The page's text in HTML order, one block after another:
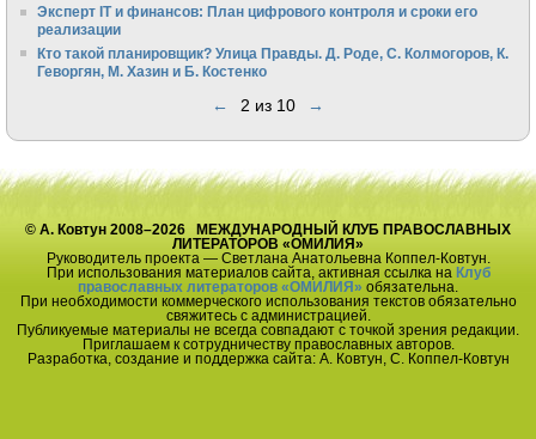
Эксперт IT и финансов: План цифрового контроля и сроки его
реализации
Кто такой планировщик? Улица Правды. Д. Роде, С. Колмогоров, К.
Геворгян, М. Хазин и Б. Костенко
← 2 из 10 →
© А. Ковтун 2008–2026 МЕЖДУНАРОДНЫЙ КЛУБ ПРАВОСЛАВНЫХ
ЛИТЕРАТОРОВ «ОМИЛИЯ»
Руководитель проекта — Светлана Анатольевна Коппел-Ковтун.
При использования материалов сайта, активная ссылка на Клуб
православных литераторов «ОМИЛИЯ» обязательна.
При необходимости коммерческого использования текстов обязательно
свяжитесь с администрацией.
Публикуемые материалы не всегда совпадают с точкой зрения редакции.
Приглашаем к сотрудничеству православных авторов.
Разработка, создание и поддержка сайта: А. Ковтун, С. Коппел-Ковтун